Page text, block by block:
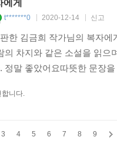
에게
t*******0 2020-12-14 신고
한 김금희 작가님의 복자
의 차지와 같은 소설을 읽
정말 좋았어요따뜻한 문장
합니다.
3 4 5 6 7 8 9